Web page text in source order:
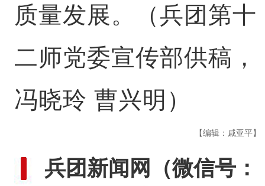
质量发展。（兵团第十
二师党委宣传部供稿，
冯晓玲 曹兴明）
【编辑：戚亚平】
兵团新闻网
（微信号：